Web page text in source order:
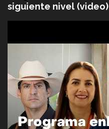
siguiente nivel (video)